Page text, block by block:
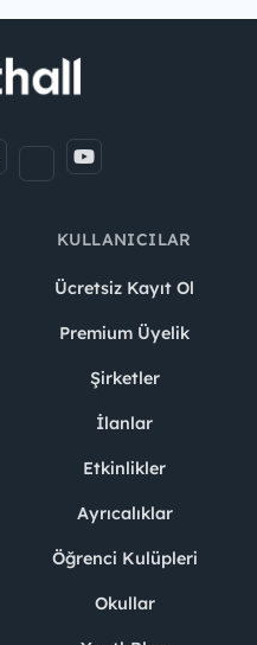
KULLANICILAR
Ücretsiz Kayıt Ol
Premium Üyelik
Şirketler
İlanlar
Etkinlikler
Ayrıcalıklar
Öğrenci Kulüpleri
Okullar